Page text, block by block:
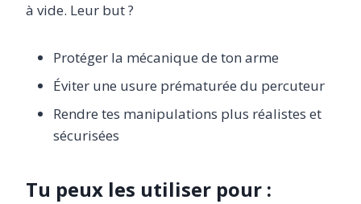
à vide. Leur but ?
Protéger la mécanique de ton arme
Éviter une usure prématurée du percuteur
Rendre tes manipulations plus réalistes et
sécurisées
Tu peux les utiliser pour :